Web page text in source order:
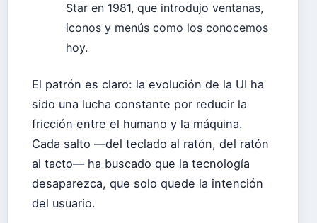
Star en 1981, que introdujo ventanas,
iconos y menús como los conocemos
hoy.
El patrón es claro: la evolución de la UI ha
sido una lucha constante por reducir la
fricción entre el humano y la máquina.
Cada salto —del teclado al ratón, del ratón
al tacto— ha buscado que la tecnología
desaparezca, que solo quede la intención
del usuario.